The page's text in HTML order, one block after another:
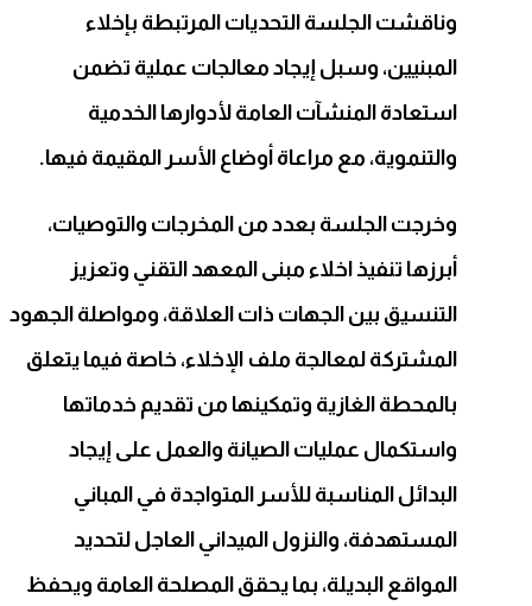
وناقشت الجلسة التحديات المرتبطة بإخلاء
المبنيين، وسبل إيجاد معالجات عملية تضمن
استعادة المنشآت العامة لأدوارها الخدمية
والتنموية، مع مراعاة أوضاع الأسر المقيمة فيها.
وخرجت الجلسة بعدد من المخرجات والتوصيات،
أبرزها تنفيذ اخلاء مبنى المعهد التقني وتعزيز
التنسيق بين الجهات ذات العلاقة، ومواصلة الجهود
المشتركة لمعالجة ملف الإخلاء، خاصة فيما يتعلق
بالمحطة الغازية وتمكينها من تقديم خدماتها
واستكمال عمليات الصيانة والعمل على إيجاد
البدائل المناسبة للأسر المتواجدة في المباني
المستهدفة، والنزول الميداني العاجل لتحديد
المواقع البديلة، بما يحقق المصلحة العامة ويحفظ